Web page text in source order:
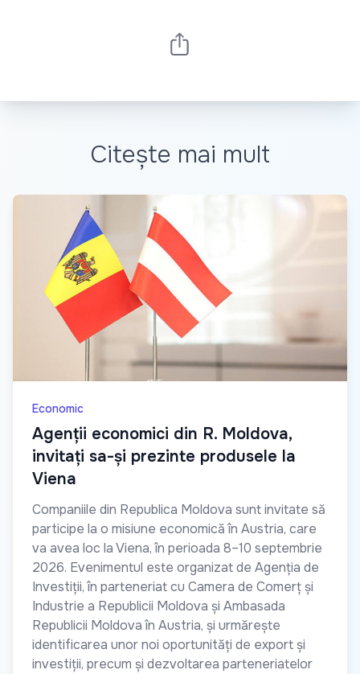
Citește mai mult
Economic
Agenții economici din R. Moldova,
invitați sa-și prezinte produsele la
Viena
Companiile din Republica Moldova sunt invitate să
participe la o misiune economică în Austria, care
va avea loc la Viena, în perioada 8–10 septembrie
2026. Evenimentul este organizat de Agenția de
Investiții, în parteneriat cu Camera de Comerț și
Industrie a Republicii Moldova și Ambasada
Republicii Moldova în Austria, și urmărește
identificarea unor noi oportunități de export și
investiții, precum și dezvoltarea parteneriatelor